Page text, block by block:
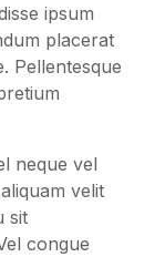
ipsum
placerat
Pellentesque
neque vel
velit
sit
congue